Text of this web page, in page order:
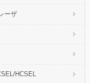
ーザ
HCSEL